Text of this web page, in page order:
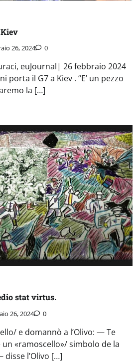
26, 2024 0
euJournal| 26 febbraio 2024
porta il G7 a Kiev . “E’ un pezzo
la […]
stat virtus.
26, 2024 0
e domannò a l’Olivo: — Te
«ramoscello»/ simbolo de la
l’Olivo […]